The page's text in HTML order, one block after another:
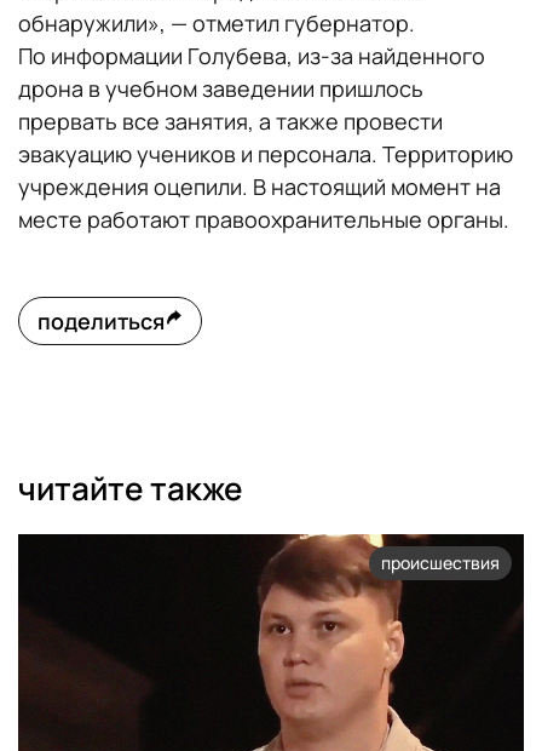
обнаружили», — отметил губернатор.
По информации Голубева, из-за найденного
дрона в учебном заведении пришлось
прервать все занятия, а также провести
эвакуацию учеников и персонала. Территорию
учреждения оцепили. В настоящий момент на
месте работают правоохранительные органы.
поделиться
читайте также
происшествия